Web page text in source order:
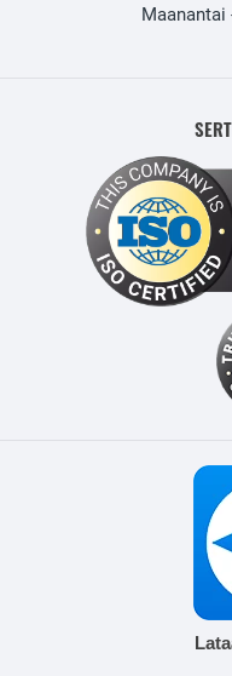
Maanantai